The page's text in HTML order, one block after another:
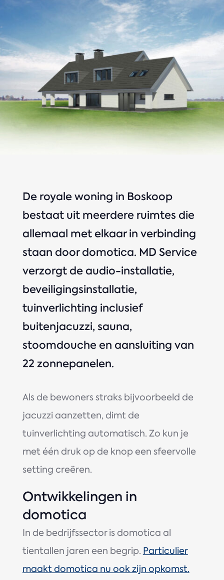
De royale woning in Boskoop
bestaat uit meerdere ruimtes die
allemaal met elkaar in verbinding
staan door domotica. MD Service
verzorgt de audio-installatie,
beveiligingsinstallatie,
tuinverlichting inclusief
buitenjacuzzi, sauna,
stoomdouche en aansluiting van
22 zonnepanelen.
Als de bewoners straks bijvoorbeeld de
jacuzzi aanzetten, dimt de
tuinverlichting automatisch. Zo kun je
met één druk op de knop een sfeervolle
setting creëren.
Ontwikkelingen in
domotica
In de bedrijfssector is domotica al
tientallen jaren een begrip. Particulier
maakt domotica nu ook zijn opkomst.